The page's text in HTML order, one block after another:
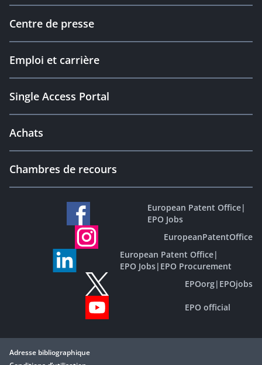
Centre de presse
Emploi et carrière
Single Access Portal
Achats
Chambres de recours
European Patent Office|
EPO Jobs
EuropeanPatentOffice
European Patent Office|
EPO Jobs| EPO Procurement
EPOorg| EPOjobs
EPO official
Adresse bibliographique